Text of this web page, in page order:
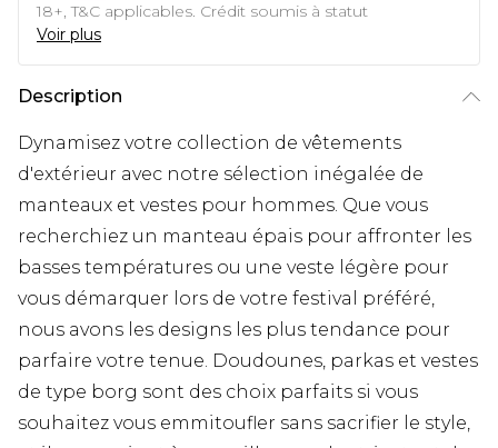
18+, T&C applicables. Crédit soumis à statut
Voir plus
Description
Dynamisez votre collection de vêtements
d'extérieur avec notre sélection inégalée de
manteaux et vestes pour hommes. Que vous
recherchiez un manteau épais pour affronter les
basses températures ou une veste légère pour
vous démarquer lors de votre festival préféré,
nous avons les designs les plus tendance pour
parfaire votre tenue. Doudounes, parkas et vestes
de type borg sont des choix parfaits si vous
souhaitez vous emmitoufler sans sacrifier le style,